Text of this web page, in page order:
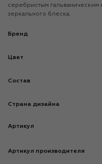
серебристым
зеркального блеска.
Бренд
Цвет
Состав
Страна дизайна
Артикул
Артикул производителя